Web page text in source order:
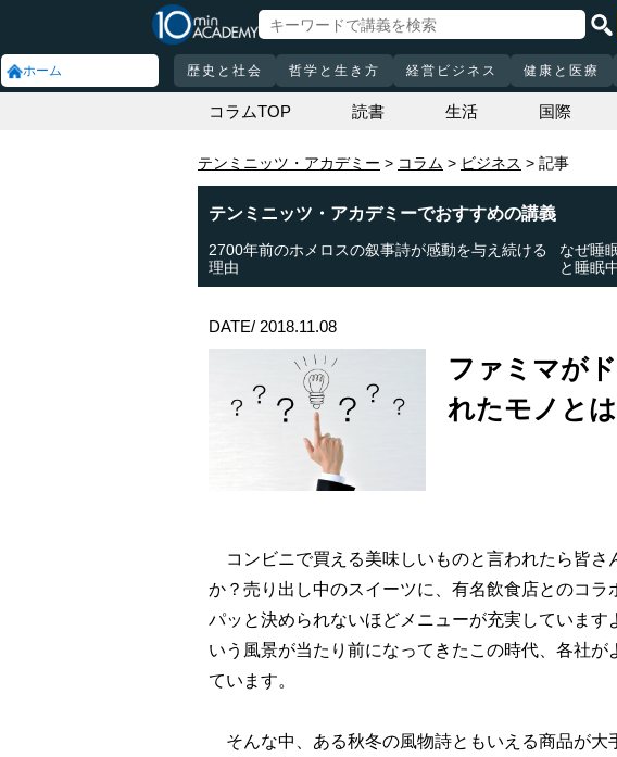
ホーム 歴史と社会 哲学と生き方 経営ビジネス 健康と医療
コラムTOP 読書 生活 国際
テンミニッツ・アカデミー コラム ビジネス 記事
テンミニッツ・アカデミーでおすすめの講義
2700年前のホメロスの叙事詩が感動を与え続ける
理由
なぜ睡
と睡眠
DATE/ 2018.11.08
ファミマが
れたモノと
コンビニで買える美味しいものと言われたら皆さ
か？売り出し中のスイーツに、有名飲食店とのコラ
パッと決められないほどメニューが充実しています
いう風景が当たり前になってきたこの時代、各社が
ています。
そんな中、ある秋冬の風物詩ともいえる商品が大